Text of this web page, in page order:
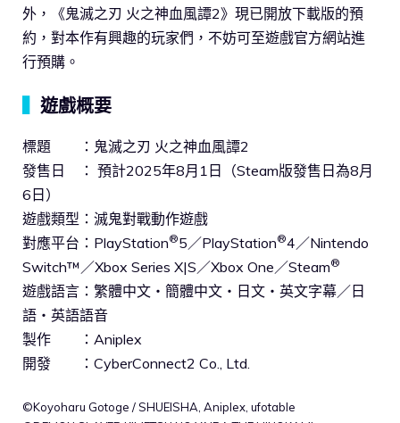
外，《鬼滅之刃 火之神血風譚2》現已開放下載版的預
約，對本作有興趣的玩家們，不妨可至遊戲官方網站進
行預購。
遊戲概要
標題 ：鬼滅之刃 火之神血風譚2
發售日 ： 預計2025年8月1日（Steam版發售日為8月
6日）
遊戲類型：滅鬼對戰動作遊戲
對應平台：PlayStation®5／PlayStation®4／Nintendo
Switch™／Xbox Series X|S／Xbox One／Steam®
遊戲語言：繁體中文・簡體中文・日文・英文字幕／日
語・英語語音
製作 ：Aniplex
開發 ：CyberConnect2 Co., Ltd.
©Koyoharu Gotoge / SHUEISHA, Aniplex, ufotable